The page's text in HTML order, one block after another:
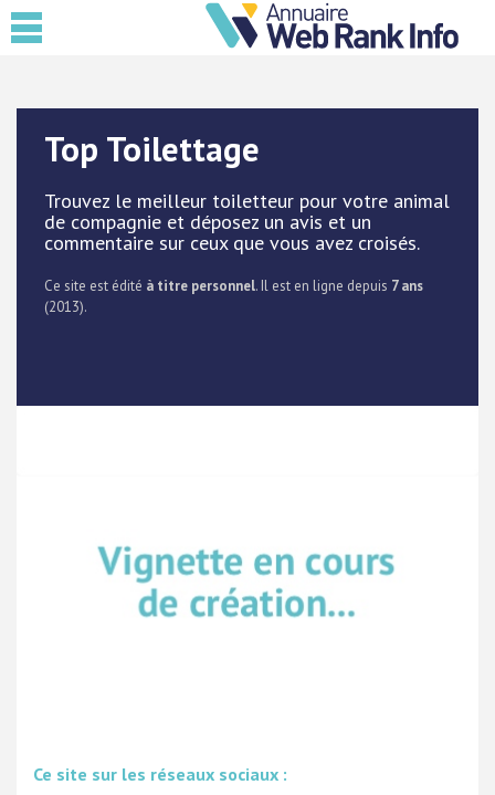
Top Toilettage
Trouvez le meilleur toiletteur pour votre animal
de compagnie et déposez un avis et un
commentaire sur ceux que vous avez croisés.
Ce site est édité à titre personnel. Il est en ligne depuis 7 ans
(2013).
Ce site sur les réseaux sociaux :